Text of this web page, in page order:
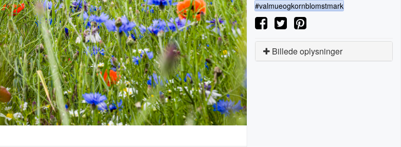
#valmueogkornblomstmark
Billede oplysninger